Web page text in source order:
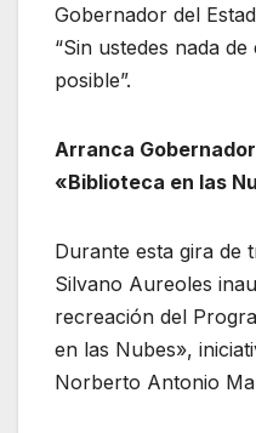
Gobernador del
“Sin ustedes nada
posible”.
Arranca
«Biblioteca en las
Durante esta gira de
Silvano Aureoles
recreación del
en las Nubes»,
Norberto Antonio